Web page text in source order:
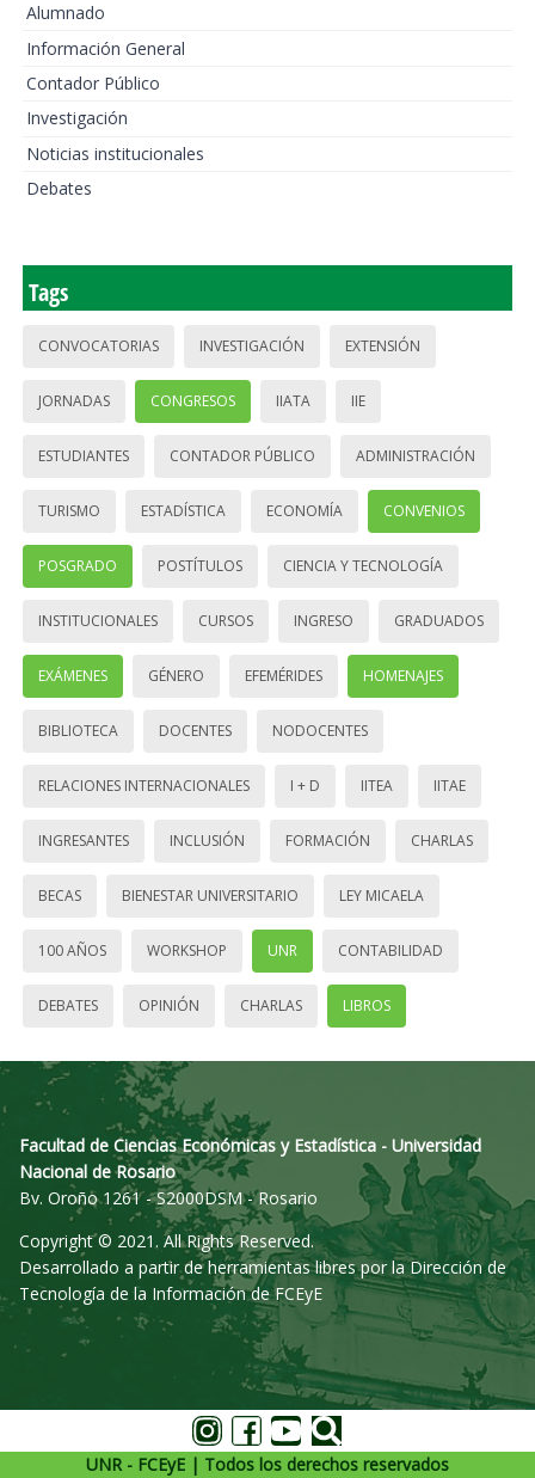
Alumnado
Información General
Contador Público
Investigación
Noticias institucionales
Debates
Tags
CONVOCATORIAS INVESTIGACIÓN EXTENSIÓN
JORNADAS CONGRESOS IIATA IIE
ESTUDIANTES CONTADOR PÚBLICO ADMINISTRACIÓN
TURISMO ESTADÍSTICA ECONOMÍA CONVENIOS
POSGRADO POSTÍTULOS CIENCIA Y TECNOLOGÍA
INSTITUCIONALES CURSOS INGRESO GRADUADOS
EXÁMENES GÉNERO EFEMÉRIDES HOMENAJES
BIBLIOTECA DOCENTES NODOCENTES
RELACIONES INTERNACIONALES I + D IITEA IITAE
INGRESANTES INCLUSIÓN FORMACIÓN CHARLAS
BECAS BIENESTAR UNIVERSITARIO LEY MICAELA
100 AÑOS WORKSHOP UNR CONTABILIDAD
DEBATES OPINIÓN CHARLAS LIBROS
Facultad de Ciencias Económicas y Estadística - Universidad
Nacional de Rosario
Bv. Oroño 1261 - S2000DSM - Rosario
Copyright © 2021. All Rights Reserved.
Desarrollado a partir de herramientas libres por la Dirección de
Tecnología de la Información de FCEyE
UNR - FCEyE | Todos los derechos reservados